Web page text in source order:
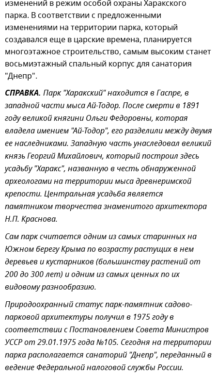
изменений в режим особой охраны Харакского
парка. В соответствии с предложенными
изменениями на территории парка, который
создавался еще в царские времена, планируется
многоэтажное строительство, самым высоким станет
восьмиэтажный спальный корпус для санатория
"Днепр".
СПРАВКА. Парк "Харакский" находится в Гаспре, в
западной части мыса Ай-Тодор. После смерти в 1891
году великой княгини Ольги Федоровны, которая
владела имением "Ай-Тодор", его разделили между двумя
ее наследниками. Западную часть унаследовал великий
князь Георгий Михайлович, который построил здесь
усадьбу "Харакс", названную в честь обнаруженной
археологами на территории мыса древнеримской
крепости. Центральная усадьба является
памятником творчества знаменитого архитектора
Н.П. Краснова.
Сам парк считается одним из самых старинных на
Южном берегу Крыма по возрасту растущих в нем
деревьев и кустарников (большинству растений от
200 до 300 лет) и одним из самых ценных по их
видовому разнообразию.
Природоохранный статус парк-памятник садово-
парковой архитектуры получил в 1975 году в
соответствии с Постановлением Совета Министров
УССР от 29.01.1975 года №105. Сегодня на территории
парка располагается санаторий "Днепр", переданный в
ведение Федеральной налоговой службы России.